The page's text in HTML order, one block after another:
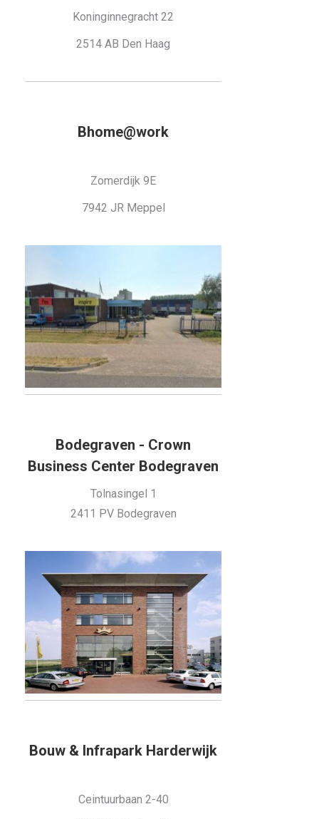
Koninginnegracht 22
2514 AB Den Haag
Bhome@work
Zomerdijk 9E
7942 JR Meppel
Bodegraven - Crown
Business Center Bodegraven
Tolnasingel 1
2411 PV Bodegraven
Bouw & Infrapark Harderwijk
Ceintuurbaan 2-40